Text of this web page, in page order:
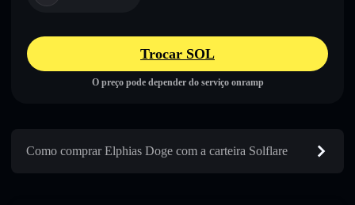
Trocar SOL
O preço pode depender do serviço onramp
Como comprar Elphias Doge com a carteira Solflare